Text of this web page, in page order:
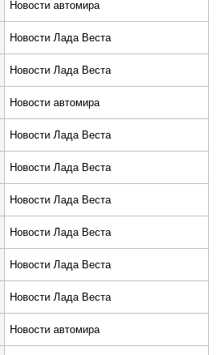
Новости автомира
Новости Лада Веста
Новости Лада Веста
Новости автомира
Новости Лада Веста
Новости Лада Веста
Новости Лада Веста
Новости Лада Веста
Новости Лада Веста
Новости Лада Веста
Новости автомира